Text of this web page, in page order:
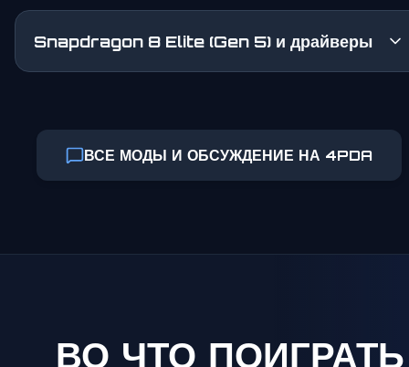
Snapdragon 8 Elite (Gen 5) и драйверы
ВСЕ МОДЫ И ОБСУЖДЕНИЕ НА 4PDA
ВО ЧТО ПОИГРАТЬ